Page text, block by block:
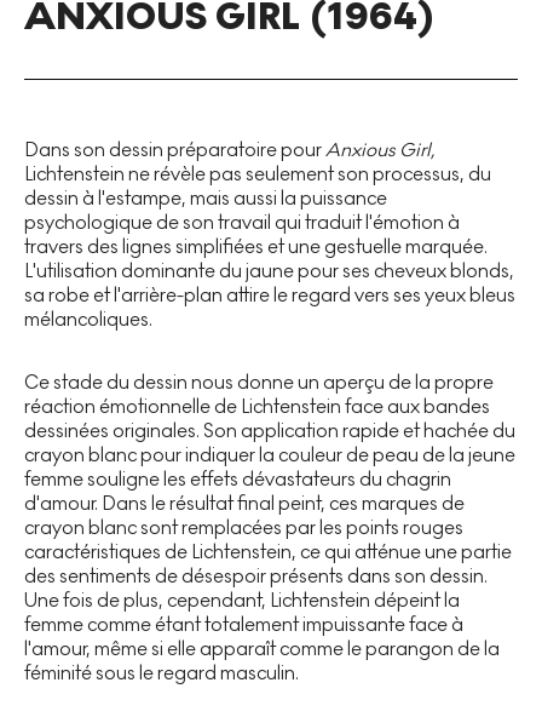
ANXIOUS GIRL (1964)
Dans son dessin préparatoire pour Anxious Girl,
Lichtenstein ne révèle pas seulement son processus, du
dessin à l'estampe, mais aussi la puissance
psychologique de son travail qui traduit l'émotion à
travers des lignes simplifiées et une gestuelle marquée.
L'utilisation dominante du jaune pour ses cheveux blonds,
sa robe et l'arrière-plan attire le regard vers ses yeux bleus
mélancoliques.
Ce stade du dessin nous donne un aperçu de la propre
réaction émotionnelle de Lichtenstein face aux bandes
dessinées originales. Son application rapide et hachée du
crayon blanc pour indiquer la couleur de peau de la jeune
femme souligne les effets dévastateurs du chagrin
d'amour. Dans le résultat final peint, ces marques de
crayon blanc sont remplacées par les points rouges
caractéristiques de Lichtenstein, ce qui atténue une partie
des sentiments de désespoir présents dans son dessin.
Une fois de plus, cependant, Lichtenstein dépeint la
femme comme étant totalement impuissante face à
l'amour, même si elle apparaît comme le parangon de la
féminité sous le regard masculin.